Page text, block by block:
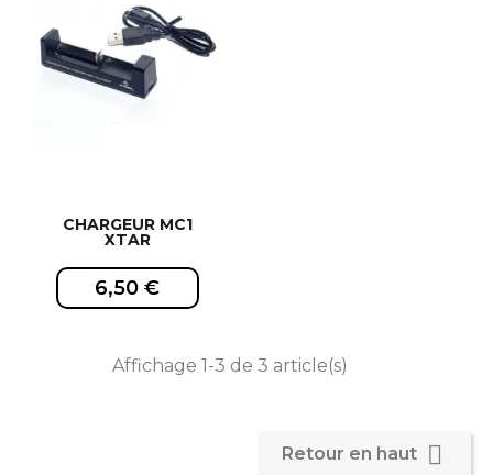
CHARGEUR MC1
XTAR
6,50 €
Affichage 1-3 de 3 article(s)
Retour en haut 